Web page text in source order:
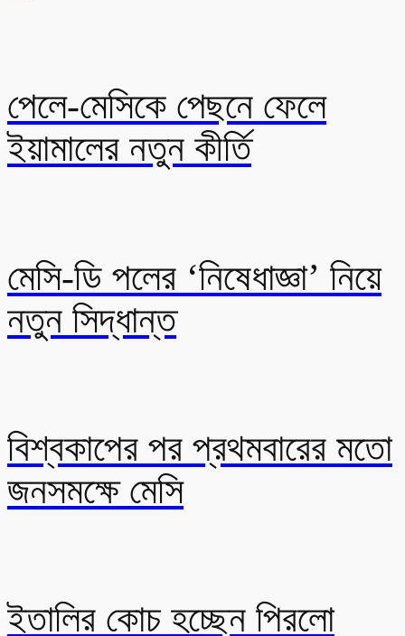
পেলে-মেসিকে পেছনে ফেলে
ইয়ামালের নতুন কীর্তি
মেসি-ডি পলের ‘নিষেধাজ্ঞা’ নিয়ে
নতুন সিদ্ধান্ত
বিশ্বকাপের পর প্রথমবারের মতো
জনসমক্ষে মেসি
ইতালির কোচ হচ্ছেন পিরলো